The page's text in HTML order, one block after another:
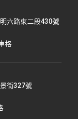
六路東二段430號
格
街327號